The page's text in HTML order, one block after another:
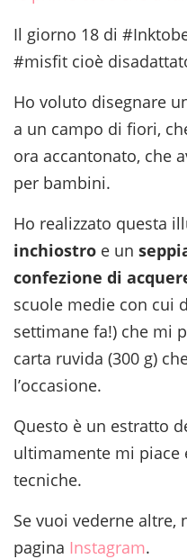
Il giorno 18 di
#misfit cioè
Ho voluto disegnare
a un campo di fiori,
ora accantonato, che
per bambini.
Ho realizzato questa
inchiostro e un
confezione di
scuole medie con cui
settimane fa!) che mi
carta ruvida (300 g)
l’occasione.
Questo è un estratto
ultimamente mi piace
tecniche.
Se vuoi vederne
pagina Instagram.